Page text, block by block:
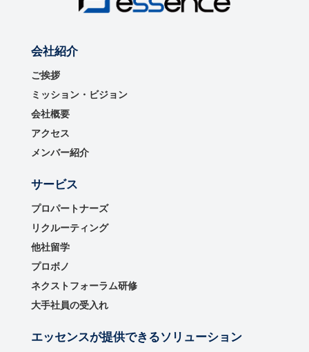
会社紹介
ご挨拶
ミッション・ビジョン
会社概要
アクセス
メンバー紹介
サービス
プロパートナーズ
リクルーティング
他社留学
プロボノ
ネクストフォーラム研修
大手社員の受入れ
エッセンスが提供できるソリューション